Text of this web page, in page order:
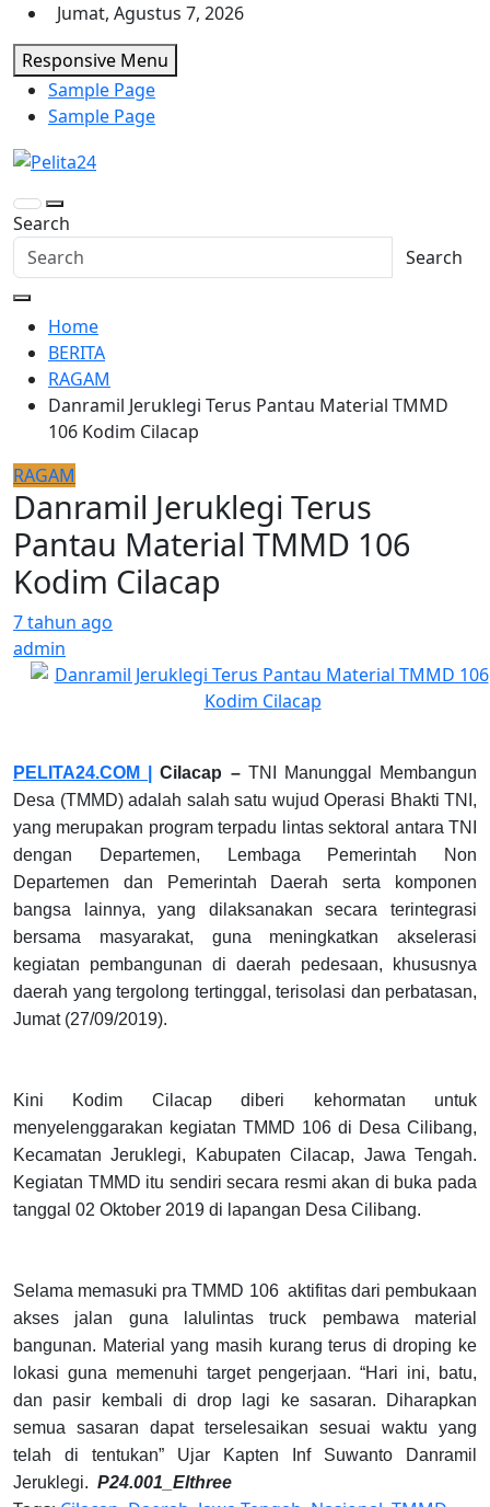
Skip
to
content
Jumat, Agustus 7, 2026
Responsive Menu
Sample Page
Sample Page
Pelita24
Search
Search
Home
BERITA
RAGAM
Danramil Jeruklegi Terus Pantau Material TMMD
106 Kodim Cilacap
RAGAM
Danramil Jeruklegi Terus
Pantau Material TMMD 106
Kodim Cilacap
7 tahun ago
admin
PELITA24.COM | Cilacap – TNI Manunggal Membangun
Desa (TMMD) adalah salah satu wujud Operasi Bhakti TNI,
yang merupakan program terpadu lintas sektoral antara TNI
dengan Departemen, Lembaga Pemerintah Non
Departemen dan Pemerintah Daerah serta komponen
bangsa lainnya, yang dilaksanakan secara terintegrasi
bersama masyarakat, guna meningkatkan akselerasi
kegiatan pembangunan di daerah pedesaan, khususnya
daerah yang tergolong tertinggal, terisolasi dan perbatasan,
Jumat (27/09/2019).
Kini Kodim Cilacap diberi kehormatan untuk
menyelenggarakan kegiatan TMMD 106 di Desa Cilibang,
Kecamatan Jeruklegi, Kabupaten Cilacap, Jawa Tengah.
Kegiatan TMMD itu sendiri secara resmi akan di buka pada
tanggal 02 Oktober 2019 di lapangan Desa Cilibang.
Selama memasuki pra TMMD 106 aktifitas dari pembukaan
akses jalan guna lalulintas truck pembawa material
bangunan. Material yang masih kurang terus di droping ke
lokasi guna memenuhi target pengerjaan. “Hari ini, batu,
dan pasir kembali di drop lagi ke sasaran. Diharapkan
semua sasaran dapat terselesaikan sesuai waktu yang
telah di tentukan” Ujar Kapten Inf Suwanto Danramil
Jeruklegi. P24.001_Elthree